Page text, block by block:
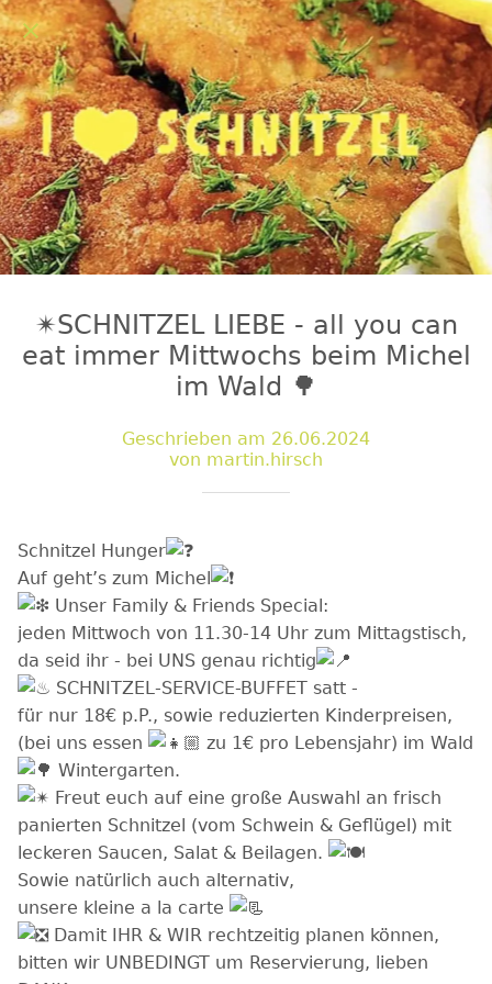
✴️SCHNITZEL LIEBE - all you can
eat immer Mittwochs beim Michel
im Wald 🌳
Geschrieben am 26.06.2024
von martin.hirsch
Schnitzel Hunger
Auf geht’s zum Michel
Unser Family & Friends Special:
jeden Mittwoch von 11.30-14 Uhr zum Mittagstisch,
da seid ihr - bei UNS genau richtig
SCHNITZEL-SERVICE-BUFFET satt -
für nur 18€ p.P., sowie reduzierten Kinderpreisen,
(bei uns essen
zu 1€ pro Lebensjahr) im Wald
Wintergarten.
Freut euch auf eine große Auswahl an frisch
panierten Schnitzel (vom Schwein & Geflügel) mit
leckeren Saucen, Salat & Beilagen.
Sowie natürlich auch alternativ,
unsere kleine a la carte
Damit IHR & WIR rechtzeitig planen können,
bitten wir UNBEDINGT um Reservierung, lieben